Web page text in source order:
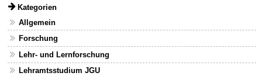
Kategorien
Allgemein
Forschung
Lehr- und Lernforschung
Lehramtsstudium JGU